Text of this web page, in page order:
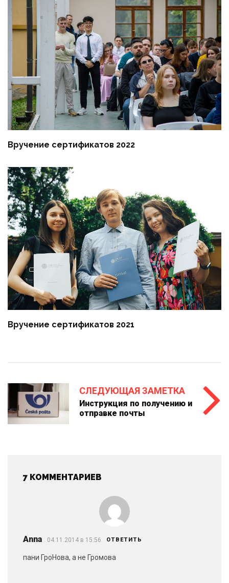
Вручение сертификатов 2022
Вручение сертификатов 2021
СЛЕДУЮЩАЯ ЗАМЕТКА
Инструкция по получению и
отправке почты
7 КОММЕНТАРИЕВ
Anna 04.11.2014 в 15:56 ОТВЕТИТЬ
пани ГроНова, а не Громова